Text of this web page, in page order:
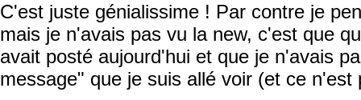
C'est juste génialissime ! Par contre je
mais je n'avais pas vu la new, c'est que
avait posté aujourd'hui et que je n'avais
message" que je suis allé voir (et ce n'est